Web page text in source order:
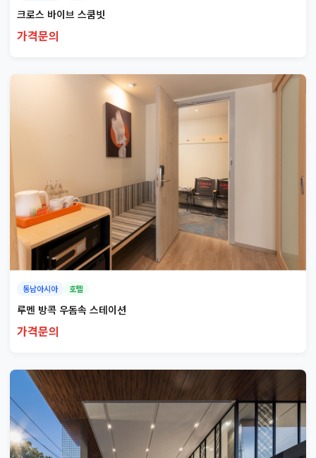
크로스 바이브 스쿰빗
가격문의
동남아시아 호텔
루멘 방콕 우돔속 스테이션
가격문의